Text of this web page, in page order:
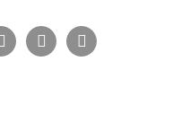
PINTERESTINSTAGRAM